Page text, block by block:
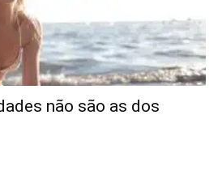
não são as dos